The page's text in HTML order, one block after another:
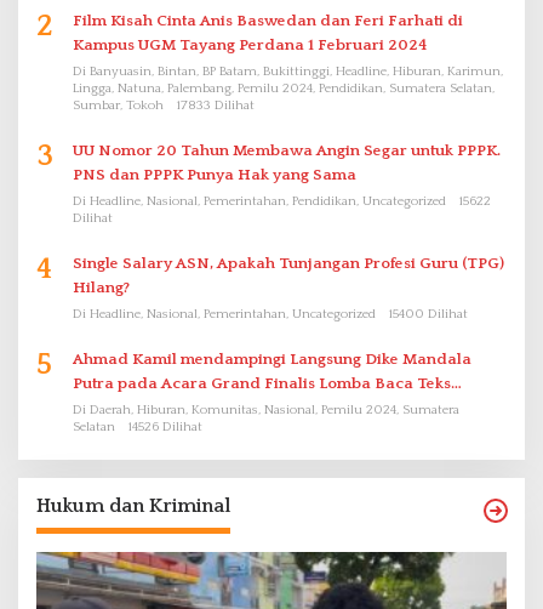
2
Film Kisah Cinta Anis Baswedan dan Feri Farhati di
Kampus UGM Tayang Perdana 1 Februari 2024
Di Banyuasin, Bintan, BP Batam, Bukittinggi, Headline, Hiburan, Karimun,
Lingga, Natuna, Palembang, Pemilu 2024, Pendidikan, Sumatera Selatan,
Sumbar, Tokoh
17833 Dilihat
3
UU Nomor 20 Tahun Membawa Angin Segar untuk PPPK.
PNS dan PPPK Punya Hak yang Sama
Di Headline, Nasional, Pemerintahan, Pendidikan, Uncategorized
15622
Dilihat
4
Single Salary ASN, Apakah Tunjangan Profesi Guru (TPG)
Hilang?
Di Headline, Nasional, Pemerintahan, Uncategorized 15400 Dilihat
5
Ahmad Kamil mendampingi Langsung Dike Mandala
Putra pada Acara Grand Finalis Lomba Baca Teks
Proklamasi Mirip Bung Karno di Bali
Di Daerah, Hiburan, Komunitas, Nasional, Pemilu 2024, Sumatera
Selatan
14526 Dilihat
Hukum dan Kriminal